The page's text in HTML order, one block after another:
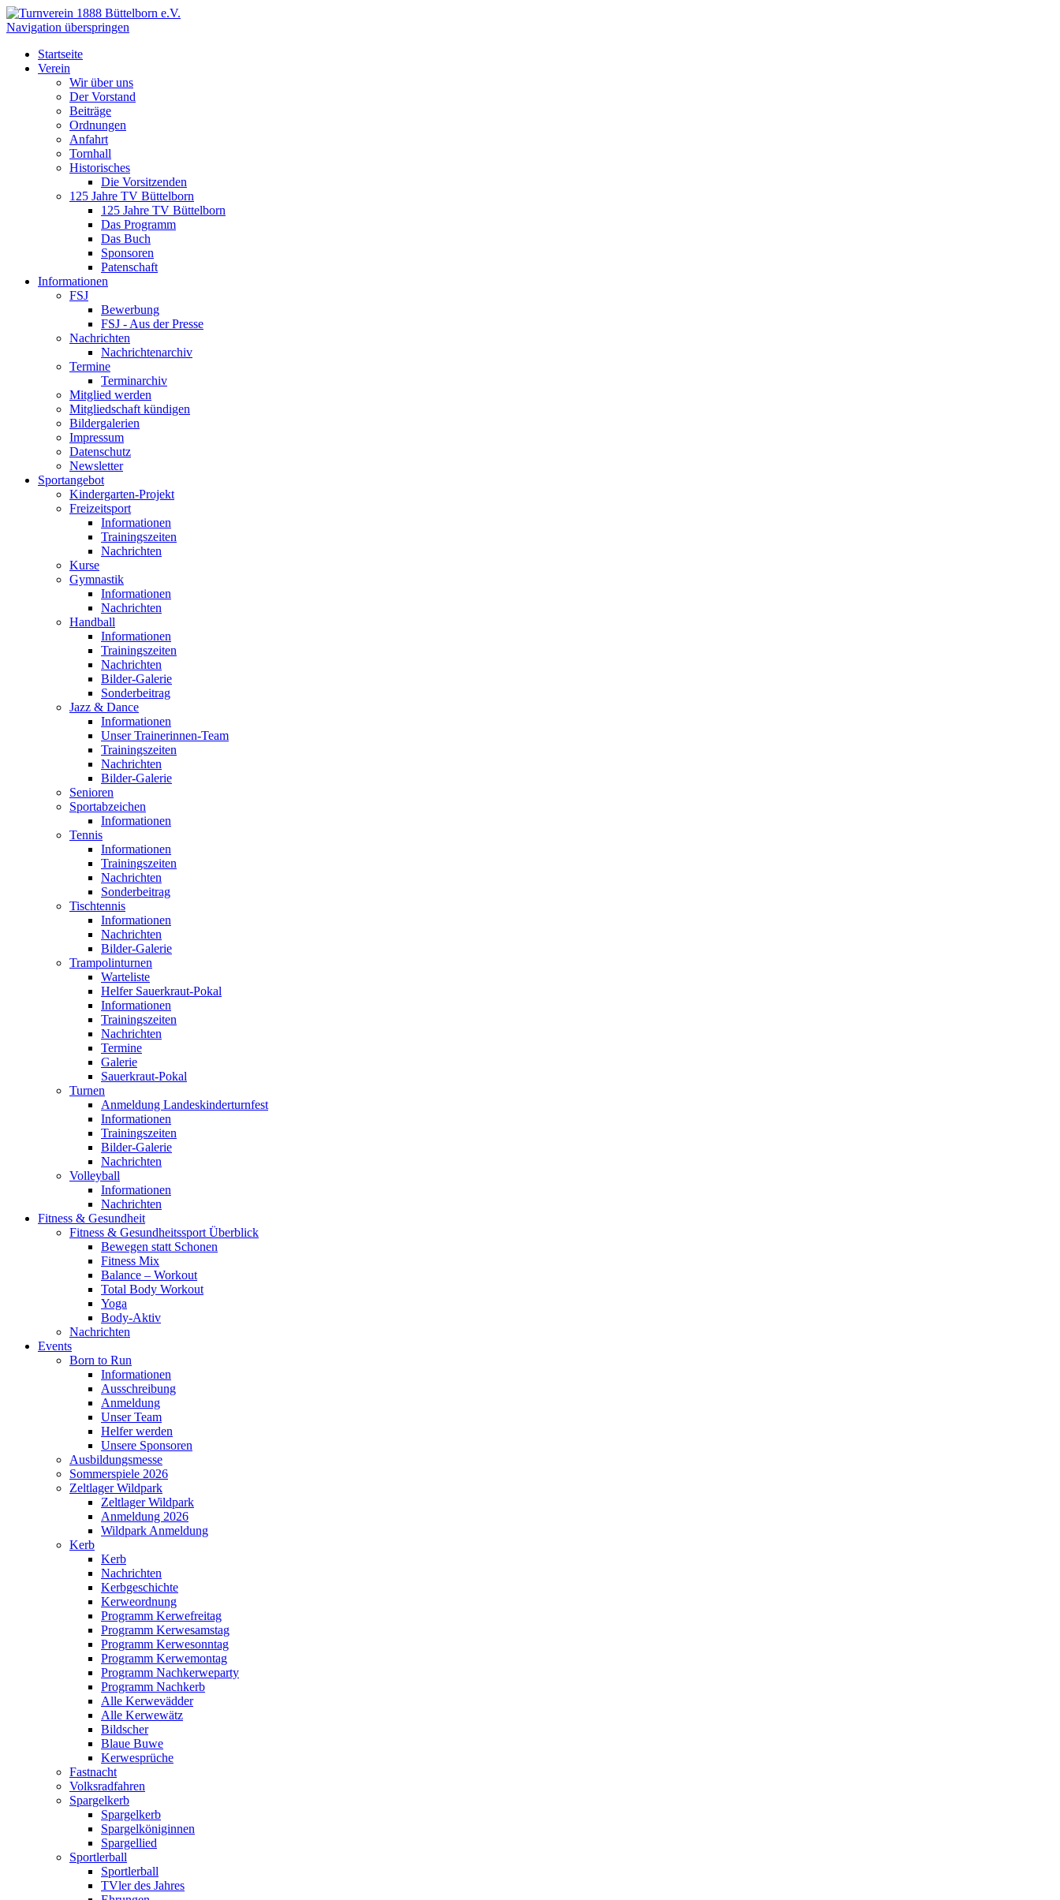
Navigation überspringen
Startseite
Verein
Wir über uns
Der Vorstand
Beiträge
Ordnungen
Anfahrt
Tornhall
Historisches
Die Vorsitzenden
125 Jahre TV Büttelborn
125 Jahre TV Büttelborn
Das Programm
Das Buch
Sponsoren
Patenschaft
Informationen
FSJ
Bewerbung
FSJ - Aus der Presse
Nachrichten
Nachrichtenarchiv
Termine
Terminarchiv
Mitglied werden
Mitgliedschaft kündigen
Bildergalerien
Impressum
Datenschutz
Newsletter
Sportangebot
Kindergarten-Projekt
Freizeitsport
Informationen
Trainingszeiten
Nachrichten
Kurse
Gymnastik
Informationen
Nachrichten
Handball
Informationen
Trainingszeiten
Nachrichten
Bilder-Galerie
Sonderbeitrag
Jazz & Dance
Informationen
Unser Trainerinnen-Team
Trainingszeiten
Nachrichten
Bilder-Galerie
Senioren
Sportabzeichen
Informationen
Tennis
Informationen
Trainingszeiten
Nachrichten
Sonderbeitrag
Tischtennis
Informationen
Nachrichten
Bilder-Galerie
Trampolinturnen
Warteliste
Helfer Sauerkraut-Pokal
Informationen
Trainingszeiten
Nachrichten
Termine
Galerie
Sauerkraut-Pokal
Turnen
Anmeldung Landeskinderturnfest
Informationen
Trainingszeiten
Bilder-Galerie
Nachrichten
Volleyball
Informationen
Nachrichten
Fitness & Gesundheit
Fitness & Gesundheitssport Überblick
Bewegen statt Schonen
Fitness Mix
Balance – Workout
Total Body Workout
Yoga
Body-Aktiv
Nachrichten
Events
Born to Run
Informationen
Ausschreibung
Anmeldung
Unser Team
Helfer werden
Unsere Sponsoren
Ausbildungsmesse
Sommerspiele 2026
Zeltlager Wildpark
Zeltlager Wildpark
Anmeldung 2026
Wildpark Anmeldung
Kerb
Kerb
Nachrichten
Kerbgeschichte
Kerweordnung
Programm Kerwefreitag
Programm Kerwesamstag
Programm Kerwesonntag
Programm Kerwemontag
Programm Nachkerweparty
Programm Nachkerb
Alle Kerwevädder
Alle Kerwewätz
Bildscher
Blaue Buwe
Kerwesprüche
Fastnacht
Volksradfahren
Spargelkerb
Spargelkerb
Spargelköniginnen
Spargellied
Sportlerball
Sportlerball
TVler des Jahres